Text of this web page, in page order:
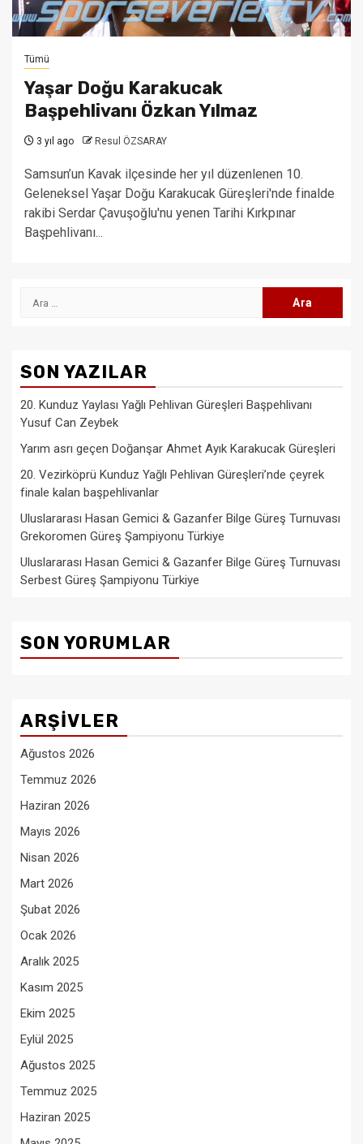
Tümü
Yaşar Doğu Karakucak
Başpehlivanı Özkan Yılmaz
3 yıl ago Resul ÖZSARAY
Samsun’un Kavak ilçesinde her yıl düzenlenen 10.
Geleneksel Yaşar Doğu Karakucak Güreşleri'nde finalde
rakibi Serdar Çavuşoğlu'nu yenen Tarihi Kırkpınar
Başpehlivanı...
Arama:
SON YAZILAR
20. Kunduz Yaylası Yağlı Pehlivan Güreşleri Başpehlivanı
Yusuf Can Zeybek
Yarım asrı geçen Doğanşar Ahmet Ayık Karakucak Güreşleri
20. Vezirköprü Kunduz Yağlı Pehlivan Güreşleri’nde çeyrek
finale kalan başpehlivanlar
Uluslararası Hasan Gemici & Gazanfer Bilge Güreş Turnuvası
Grekoromen Güreş Şampiyonu Türkiye
Uluslararası Hasan Gemici & Gazanfer Bilge Güreş Turnuvası
Serbest Güreş Şampiyonu Türkiye
SON YORUMLAR
ARŞIVLER
Ağustos 2026
Temmuz 2026
Haziran 2026
Mayıs 2026
Nisan 2026
Mart 2026
Şubat 2026
Ocak 2026
Aralık 2025
Kasım 2025
Ekim 2025
Eylül 2025
Ağustos 2025
Temmuz 2025
Haziran 2025